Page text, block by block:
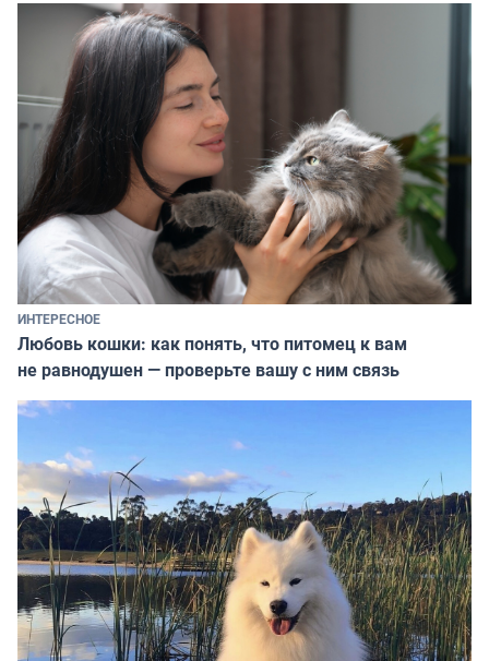
ИНТЕРЕСНОЕ
Любовь кошки: как понять, что питомец к вам
не равнодушен — проверьте вашу с ним связь